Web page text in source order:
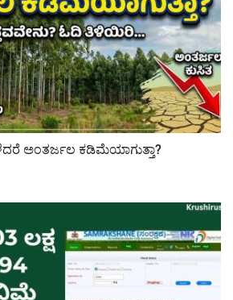
ಅಂತರ್ಜಲ ಕಡಿಮೆಯಾಗುತ್ತಾ?